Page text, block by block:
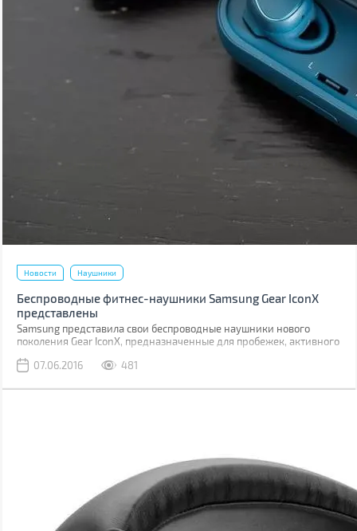
Новости Наушники
Беспроводные фитнес-наушники Samsung Gear IconX
представлены
Samsung представила свои беспроводные наушники нового
поколения Gear IconX, предназначенные для пробежек, активного
07.06.2016
481